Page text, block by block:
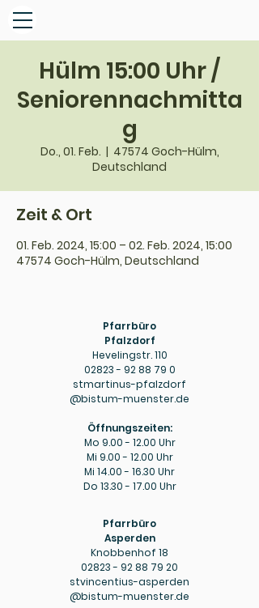
Hülm 15:00 Uhr /
Seniorennachmitta
g
Do., 01. Feb.
  |
47574 Goch-Hülm,
Deutschland
Zeit & Ort
01. Feb. 2024, 15:00 – 02. Feb. 2024, 15:00
47574 Goch-Hülm, Deutschland
Pfarrbüro
Pfalzdorf
Hevelingstr. 110
02823 - 92 88 79 0
stmartinus-pfalzdorf
@bistum-muenster.de
Öffnungszeiten:
Mo 9.00 - 12.00 Uhr
Mi 9.00 - 12.00 Uhr
Mi 14.00 - 16.30 Uhr
Do 13.30 - 17.00 Uhr
Pfarrbüro
Asperden
Knobbenhof 18
02823 - 92 88 79 20
stvincentius-asperden
@bistum-muenster.de